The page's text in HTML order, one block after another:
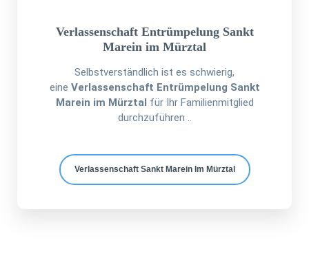
Verlassenschaft Entrümpelung Sankt
Marein im Mürztal
Selbstverständlich ist es schwierig,
eine Verlassenschaft Entrümpelung Sankt
Marein im Mürztal für Ihr Familienmitglied
durchzuführen ..
Verlassenschaft Sankt Marein Im Mürztal